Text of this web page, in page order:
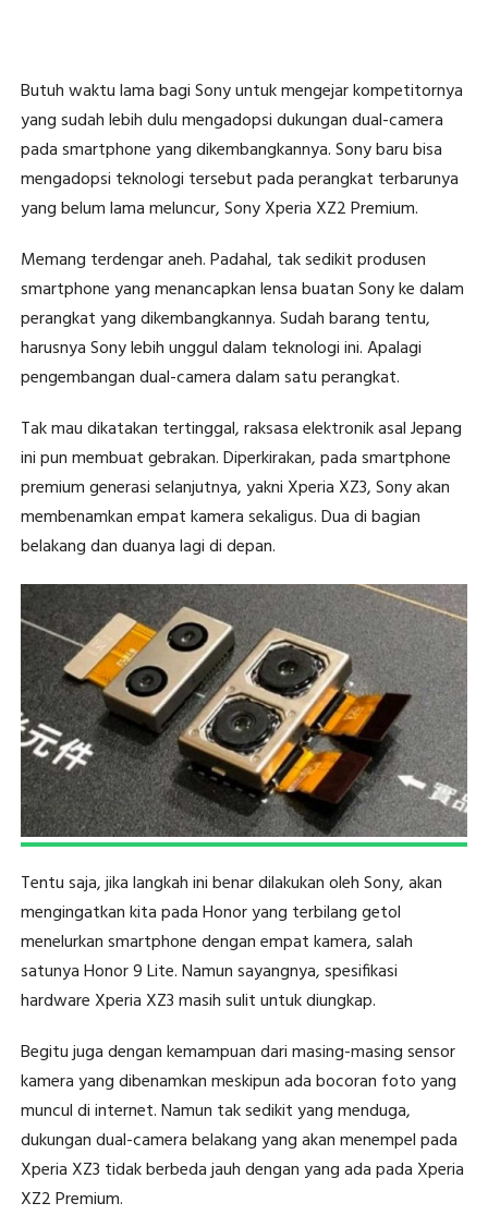
Butuh waktu lama bagi Sony untuk mengejar kompetitornya
yang sudah lebih dulu mengadopsi dukungan dual-camera
pada smartphone yang dikembangkannya. Sony baru bisa
mengadopsi teknologi tersebut pada perangkat terbarunya
yang belum lama meluncur, Sony Xperia XZ2 Premium.
Memang terdengar aneh. Padahal, tak sedikit produsen
smartphone yang menancapkan lensa buatan Sony ke dalam
perangkat yang dikembangkannya. Sudah barang tentu,
harusnya Sony lebih unggul dalam teknologi ini. Apalagi
pengembangan dual-camera dalam satu perangkat.
Tak mau dikatakan tertinggal, raksasa elektronik asal Jepang
ini pun membuat gebrakan. Diperkirakan, pada smartphone
premium generasi selanjutnya, yakni Xperia XZ3, Sony akan
membenamkan empat kamera sekaligus. Dua di bagian
belakang dan duanya lagi di depan.
Tentu saja, jika langkah ini benar dilakukan oleh Sony, akan
mengingatkan kita pada Honor yang terbilang getol
menelurkan smartphone dengan empat kamera, salah
satunya Honor 9 Lite. Namun sayangnya, spesifikasi
hardware Xperia XZ3 masih sulit untuk diungkap.
Begitu juga dengan kemampuan dari masing-masing sensor
kamera yang dibenamkan meskipun ada bocoran foto yang
muncul di internet. Namun tak sedikit yang menduga,
dukungan dual-camera belakang yang akan menempel pada
Xperia XZ3 tidak berbeda jauh dengan yang ada pada Xperia
XZ2 Premium.